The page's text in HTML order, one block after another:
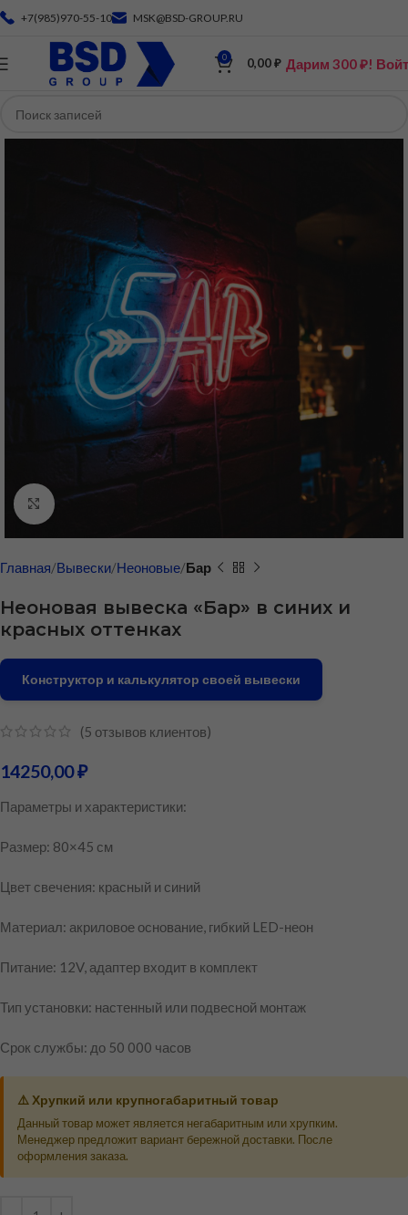
+7(985)970-55-10 MSK@BSD-GROUP.RU
0 0,00₽ Дарим 300 ₽!
Нажмите, чтобы увеличить
Главная Вывески Неоновые Бар
Неоновая вывеска «Бар» в синих и
красных оттенках
Конструктор и калькулятор своей вывески
(5 отзывов клиентов)
14250,00₽
Параметры и характеристики:
Размер: 80×45 см
Цвет свечения: красный и синий
Материал: акриловое основание, гибкий LED-неон
Питание: 12V, адаптер входит в комплект
Тип установки: настенный или подвесной монтаж
Срок службы: до 50 000 часов
⚠️ Хрупкий или крупногабаритный товар
Данный товар может является негабаритным или хрупким.
Менеджер предложит вариант бережной доставки. После
оформления заказа.